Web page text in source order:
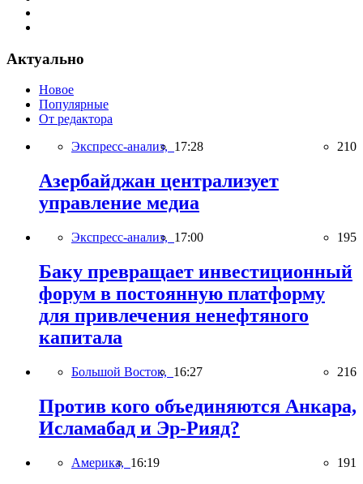
Актуально
Новое
Популярные
От редактора
Экспресс-анализ, 17:28 210
Азербайджан централизует
управление медиа
Экспресс-анализ, 17:00 195
Баку превращает инвестиционный
форум в постоянную платформу
для привлечения ненефтяного
капитала
Большой Восток, 16:27 216
Против кого объединяются Анкара,
Исламабад и Эр-Рияд?
Америка, 16:19 191